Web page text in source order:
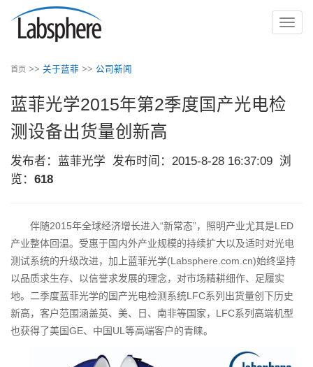
切
首页 >> 关于蓝菲 >> 公司新闻
蓝菲光学2015年第2季度国产光电检
测设备出货量创新高
发布者：蓝菲光学 发布时间：2015-8-28 16:37:09 浏
览： 618
伴随2015年全球经济增长进入“新常态”，照明产业尤其是LED
产业整体回温。受惠于国内外产业规模的持续扩大以及适时对光电
测试系统的升级改进，加上蓝菲光学(Labsphere.com.cn)始终坚持
以品质求生存、以信誉求发展的理念，对市场精耕细作、足履实
地。二季度蓝菲光学的国产光电检测系统LFC系列出货量创下历史
新高，客户范围涵盖英、美、日、南非等国家，LFC系列高端机型
也获得了美国GE、中国UL等高端客户的青睐。